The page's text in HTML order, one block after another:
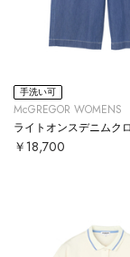
手洗い可
McGREGOR WOMENS
￥18,700